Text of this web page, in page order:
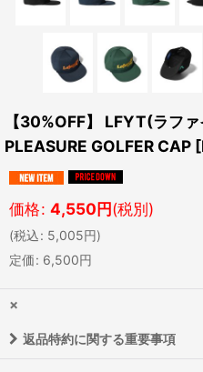
【30%OFF】 LFYT(ラフ
PLEASURE GOLFER CAP [
価格: 4,550円(税別)
(税込: 5,005円)
定価: 6,500円
×
返品特約に関する重要事項